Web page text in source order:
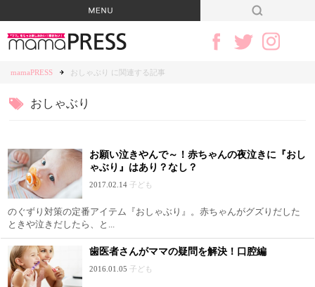
mamaPRESS おしゃぶり に関連する記事
おしゃぶり
お願い泣きやんで～！赤ちゃんの夜泣きに『おし
ゃぶり』はあり？なし？
2017.02.14 子ども
のぐずり対策の定番アイテム『おしゃぶり』。赤ちゃんがグズりだした
ときや泣きだしたら、と...
歯医者さんがママの疑問を解決！口腔編
2016.01.05 子ども